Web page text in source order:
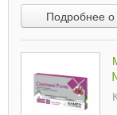
Подробнее о